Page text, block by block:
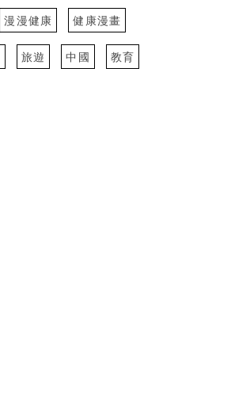
漫漫健康 健康漫畫
旅遊 中國 教育